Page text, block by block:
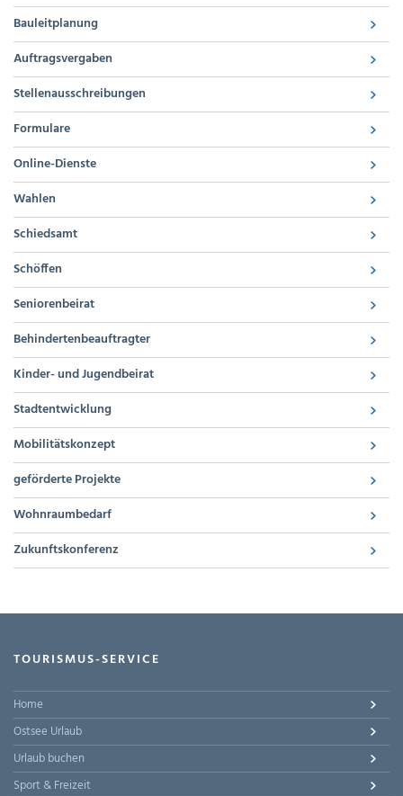
Bauleitplanung
Auftragsvergaben
Stellenausschreibungen
Formulare
Online-Dienste
Wahlen
Schiedsamt
Schöffen
Seniorenbeirat
Behindertenbeauftragter
Kinder- und Jugendbeirat
Stadtentwicklung
Mobilitätskonzept
geförderte Projekte
Wohnraumbedarf
Zukunftskonferenz
TOURISMUS-SERVICE
Home
Ostsee Urlaub
Urlaub buchen
Sport & Freizeit